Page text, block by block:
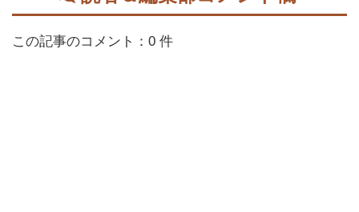
この記事のコメント：0 件